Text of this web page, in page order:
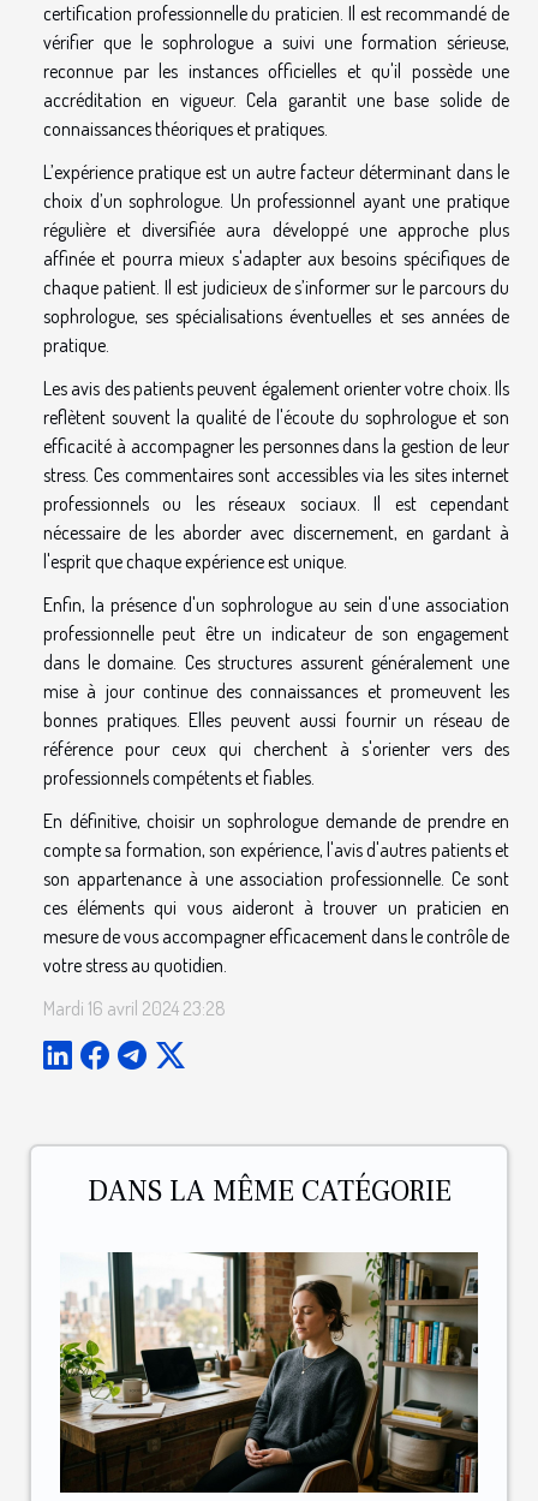
DANS LA MÊME CATÉGORIE
certification professionnelle du praticien. Il est recommandé de
vérifier que le sophrologue a suivi une formation sérieuse,
reconnue par les instances officielles et qu'il possède une
accréditation en vigueur. Cela garantit une base solide de
connaissances théoriques et pratiques.
L’expérience pratique est un autre facteur déterminant dans le
choix d’un sophrologue. Un professionnel ayant une pratique
régulière et diversifiée aura développé une approche plus
affinée et pourra mieux s'adapter aux besoins spécifiques de
chaque patient. Il est judicieux de s’informer sur le parcours du
sophrologue, ses spécialisations éventuelles et ses années de
pratique.
Les avis des patients peuvent également orienter votre choix. Ils
reflètent souvent la qualité de l'écoute du sophrologue et son
efficacité à accompagner les personnes dans la gestion de leur
stress. Ces commentaires sont accessibles via les sites internet
professionnels ou les réseaux sociaux. Il est cependant
nécessaire de les aborder avec discernement, en gardant à
l'esprit que chaque expérience est unique.
Enfin, la présence d'un sophrologue au sein d'une association
professionnelle peut être un indicateur de son engagement
dans le domaine. Ces structures assurent généralement une
mise à jour continue des connaissances et promeuvent les
bonnes pratiques. Elles peuvent aussi fournir un réseau de
référence pour ceux qui cherchent à s'orienter vers des
professionnels compétents et fiables.
En définitive, choisir un sophrologue demande de prendre en
compte sa formation, son expérience, l'avis d'autres patients et
son appartenance à une association professionnelle. Ce sont
ces éléments qui vous aideront à trouver un praticien en
mesure de vous accompagner efficacement dans le contrôle de
votre stress au quotidien.
Mardi 16 avril 2024 23:28